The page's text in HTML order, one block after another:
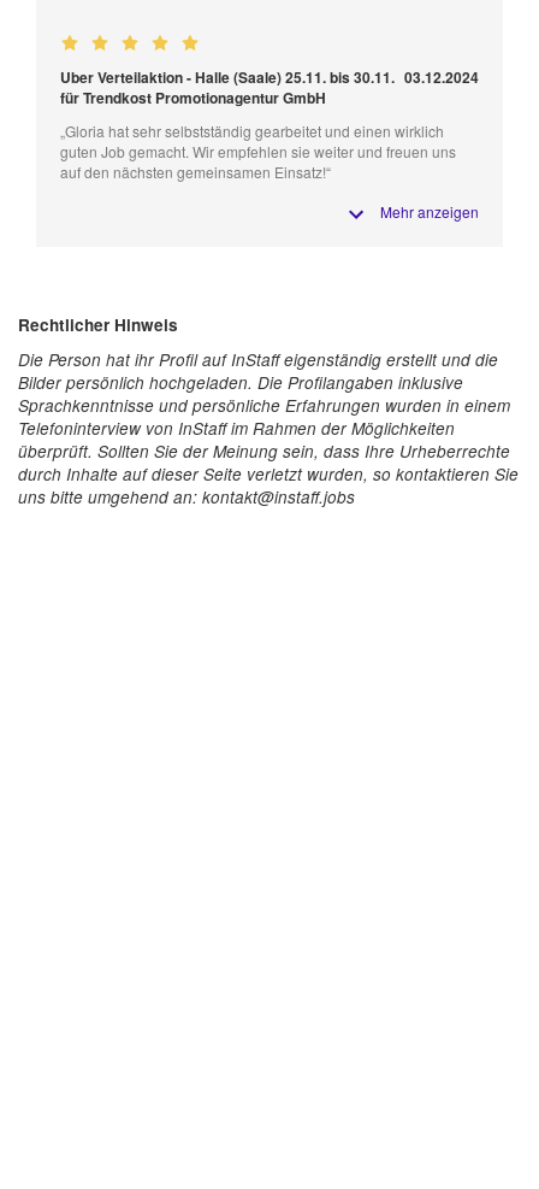
Uber Verteilaktion - Halle (Saale) 25.11. bis 30.11.
für Trendkost Promotionagentur GmbH
03.12.2024
„Gloria hat sehr selbstständig gearbeitet und einen wirklich
guten Job gemacht. Wir empfehlen sie weiter und freuen uns
auf den nächsten gemeinsamen Einsatz!“
Mehr anzeigen
Rechtlicher Hinweis
Die Person hat ihr Profil auf InStaff eigenständig erstellt und die
Bilder persönlich hochgeladen. Die Profilangaben inklusive
Sprachkenntnisse und persönliche Erfahrungen wurden in einem
Telefoninterview von InStaff im Rahmen der Möglichkeiten
überprüft. Sollten Sie der Meinung sein, dass Ihre Urheberrechte
durch Inhalte auf dieser Seite verletzt wurden, so kontaktieren Sie
uns bitte umgehend an: kontakt@instaff.jobs